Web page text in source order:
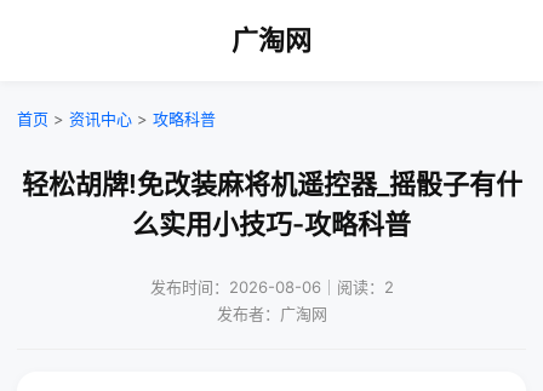
广淘网
首页 > 资讯中心 > 攻略科普
轻松胡牌!免改装麻将机遥控器_摇骰子有什
么实用小技巧-攻略科普
发布时间：2026-08-06｜阅读：2
发布者：广淘网